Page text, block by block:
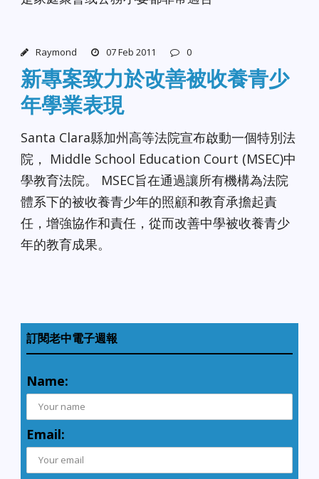
Raymond 07 Feb 2011 0
新專案致力於改善被收養青少
年學業表現
Santa Clara縣加州高等法院宣布啟動一個特別法
院， Middle School Education Court (MSEC)中
學教育法院。 MSEC旨在通過讓所有機構為法院
體系下的被收養青少年的照顧和教育承擔起責
任，增強協作和責任，從而改善中學被收養青少
年的教育成果。
訂閱老中電子週報
Name:
Email: